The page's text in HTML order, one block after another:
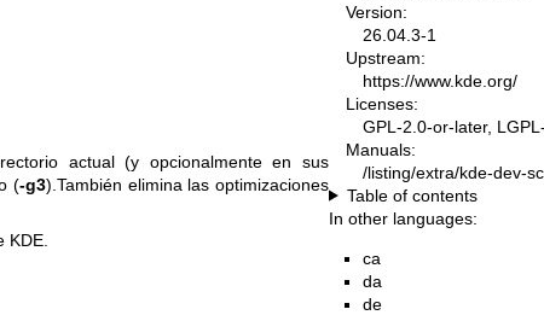
actual (y opcionalmente en sus
(-g3).También elimina las optimizaciones
KDE.
Version:
26.04.3-1
Upstream:
https://www.kde.org/
Licenses:
GPL-2.0-or-later,
Manuals:
/listing/extra/kde-dev-
Table of contents
In other languages:
ca
da
de